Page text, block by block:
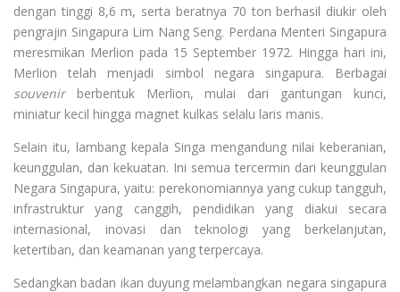
dengan tinggi 8,6 m, serta beratnya 70 ton berhasil diukir oleh
pengrajin Singapura Lim Nang Seng. Perdana Menteri Singapura
meresmikan Merlion pada 15 September 1972. Hingga hari ini,
Merlion telah menjadi simbol negara singapura. Berbagai
souvenirberbentuk Merlion, mulai dari gantungan kunci,
miniatur kecil hingga magnet kulkas selalu laris manis.
Selain itu, lambang kepala Singa mengandung nilai keberanian,
keunggulan, dan kekuatan. Ini semua tercermin dari keunggulan
Negara Singapura, yaitu: perekonomiannya yang cukup tangguh,
infrastruktur yang canggih, pendidikan yang diakui secara
internasional, inovasi dan teknologi yang berkelanjutan,
ketertiban, dan keamanan yang terpercaya.
Sedangkan badan ikan duyung melambangkan negara singapura